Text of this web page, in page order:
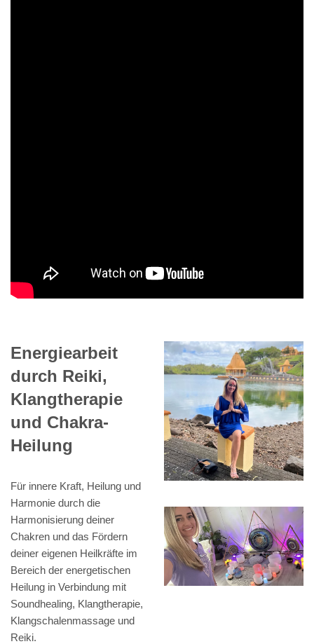
Energiearbeit
durch Reiki,
Klangtherapie
und Chakra-
Heilung
Für innere Kraft, Heilung und
Harmonie durch die
Harmonisierung deiner
Chakren und das Fördern
deiner eigenen Heilkräfte im
Bereich der energetischen
Heilung in Verbindung mit
Soundhealing, Klangtherapie,
Klangschalenmassage und
Reiki.